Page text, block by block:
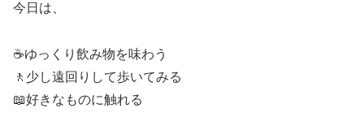
今日は、
☕ゆっくり飲み物を味わう
🚶少し遠回りして歩いてみる
📖好きなものに触れる